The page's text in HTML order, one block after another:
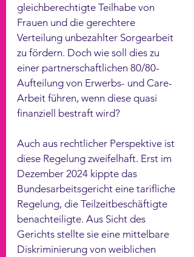
gleichberechtigte Teilhabe von
Frauen und die gerechtere
Verteilung unbezahlter Sorgearbeit
zu fördern. Doch wie soll dies zu
einer partnerschaftlichen 80/80-
Aufteilung von Erwerbs- und Care-
Arbeit führen, wenn diese quasi
finanziell bestraft wird?
Auch aus rechtlicher Perspektive ist
diese Regelung zweifelhaft. Erst im
Dezember 2024 kippte das
Bundesarbeitsgericht eine tarifliche
Regelung, die Teilzeitbeschäftigte
benachteiligte. Aus Sicht des
Gerichts stellte sie eine mittelbare
Diskriminierung von weiblichen